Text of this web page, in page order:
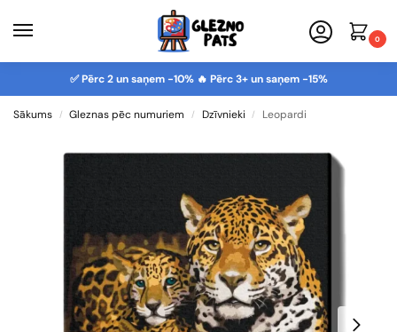
0
✅ Pērc 2 un saņem -10% 🔥 Pērc 3+ un saņem -15%
Sākums / Gleznas pēc numuriem / Dzīvnieki / Leopardi